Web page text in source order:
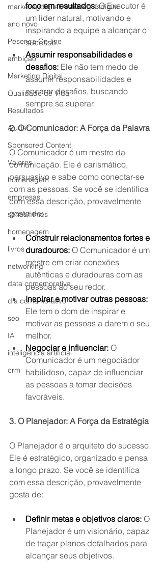
marketingdigital, estrategiasdigita
ano novo
Pesença On-line
ambição
Marketing Digital
Qualidade de Vida
Resultados
Ajudar
Sponsored Content
Valores
homenagem
empresas
séries/filmes
homenagem
livros
networking
data comemorativa
dia comemorativo
seo
IA
inteligência artificial
crm
foco em resultados: O Executor é
um líder natural, motivando e
inspirando a equipe a alcançar o
sucesso.
Assumir responsabilidades e
desafios: Ele não tem medo de
assumir responsabilidades e
encarar desafios, buscando
sempre se superar.
2. O Comunicador: A Força da Palavra
O Comunicador é um mestre da
comunicação. Ele é carismático,
persuasivo e sabe como conectar-se
com as pessoas. Se você se identifica
com essa descrição, provavelmente
gosta de:
Construir relacionamentos fortes e
duradouros: O Comunicador é um
mestre em criar conexões
autênticas e duradouras com as
pessoas ao seu redor.
Inspirar e motivar outras pessoas:
Ele tem o dom de inspirar e
motivar as pessoas a darem o seu
melhor.
Negociar e influenciar: O
Comunicador é um negociador
habilidoso, capaz de influenciar
as pessoas a tomar decisões
favoráveis.
3. O Planejador: A Força da Estratégia
O Planejador é o arquiteto do sucesso.
Ele é estratégico, organizado e pensa
a longo prazo. Se você se identifica
com essa descrição, provavelmente
gosta de:
Definir metas e objetivos claros: O
Planejador é um visionário, capaz
de traçar planos detalhados para
alcançar seus objetivos.